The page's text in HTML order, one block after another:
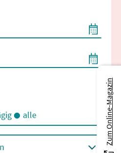
Veranstaltungen
alle Zum Online-Magazin